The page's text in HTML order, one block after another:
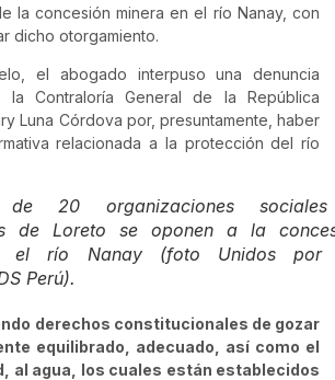
la concesión minera en el río Nanay, con
dicho otorgamiento.
el abogado interpuso una denuncia
la Contraloría General de la República
Luna Córdova por, presuntamente, haber
relacionada a la protección del río
de 20 organizaciones
de Loreto se oponen a la
el río Nanay (foto Unidos por
Perú).
derechos constitucionales de gozar
equilibrado, adecuado, así como el
al agua, los cuales están establecidos